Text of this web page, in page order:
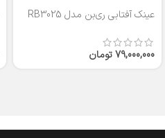
عینک آفتابی ری‌بن مدل RB3025
79,000,000تومان